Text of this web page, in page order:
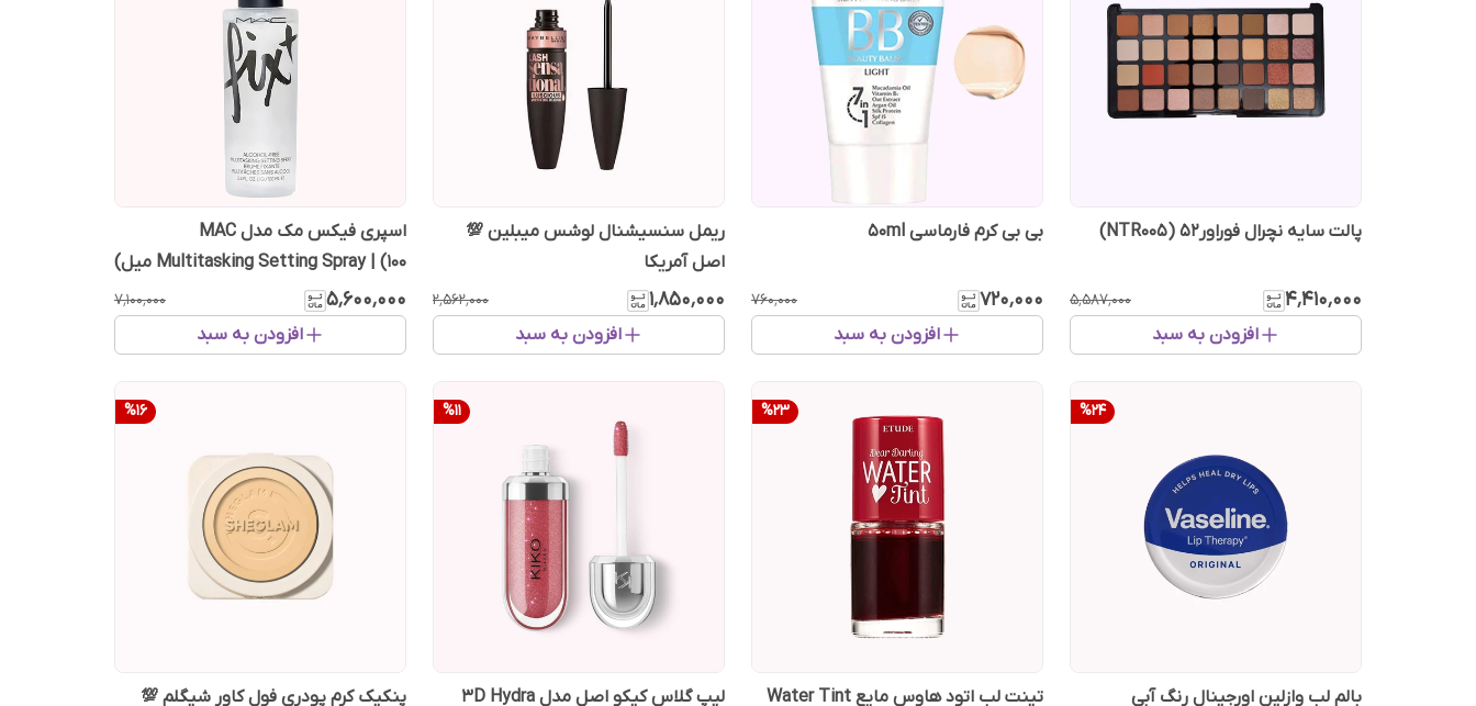
پالت سایه نچرال فوراور52 (NTR005)
۴٬۴۱۰٬۰۰۰ ۵٬۵۸۷٬۰۰۰
افزودن به سبد
بی بی کرم فارماسی 50ml
۷۲۰٬۰۰۰ ۷۶۰٬۰۰۰
افزودن به سبد
ریمل سنسیشنال لوشس میبلین 💯
اصل آمریکا
۱٬۸۵۰٬۰۰۰ ۲٬۵۶۲٬۰۰۰
افزودن به سبد
اسپری فیکس مک مدل MAC
Multitasking Setting Spray | (100 میل)
۵٬۶۰۰٬۰۰۰ ۷٬۱۰۰٬۰۰۰
افزودن به سبد
%24
بالم لب وازلین اورجینال رنگ آبی
%23
تینت لب اتود هاوس مایع Water Tint
%11
لیپ گلاس کیکو اصل مدل 3D Hydra
%16
پنکیک کرم پودری فول کاور شیگلم 💯